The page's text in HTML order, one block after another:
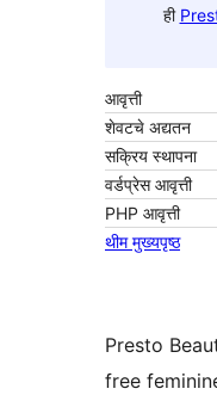
ही
आवृत्ती
शेवटचे अद्यतन
सक्रिय स्थापना
वर्डप्रेस आवृत्ती
PHP आवृत्ती
थीम मुख्यपृष्ठ
Presto
free